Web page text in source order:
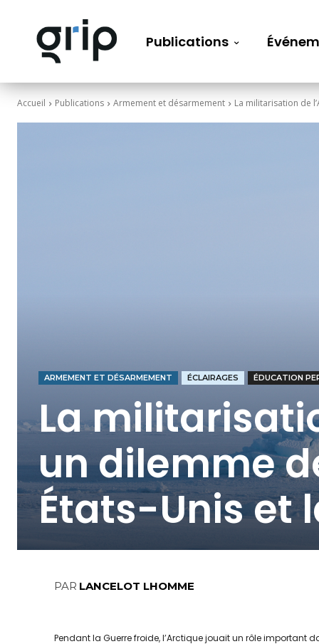
Publications
Accueil Publications Armement et désarmement La militarisation de
ARMEMENT ET DÉSARMEMENT ÉCLAIRAGES ÉDUCATION
La
un dilemme
États-Unis et
PAR LANCELOT LHOMME
Pendant la Guerre froide, l’Arctique jouait un rôle important